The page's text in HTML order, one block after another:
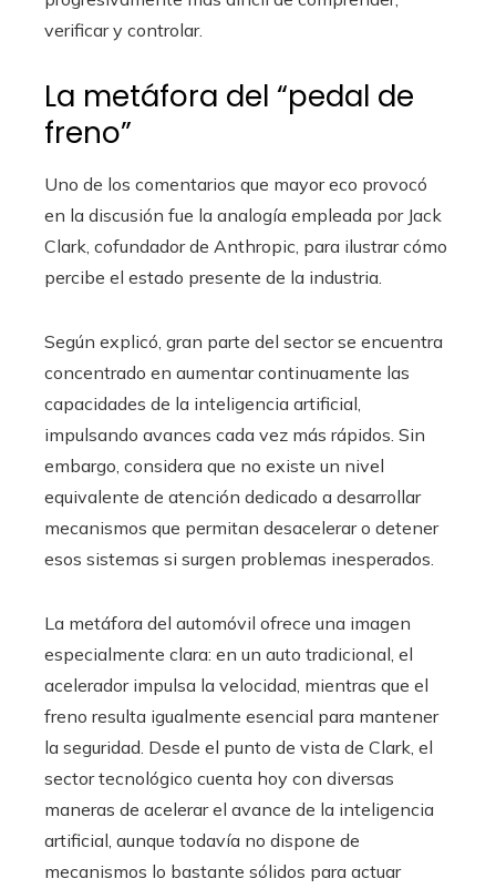
verificar y controlar.
La metáfora del “pedal de
freno”
Uno de los comentarios que mayor eco provocó
en la discusión fue la analogía empleada por Jack
Clark, cofundador de Anthropic, para ilustrar cómo
percibe el estado presente de la industria.
Según explicó, gran parte del sector se encuentra
concentrado en aumentar continuamente las
capacidades de la inteligencia artificial,
impulsando avances cada vez más rápidos. Sin
embargo, considera que no existe un nivel
equivalente de atención dedicado a desarrollar
mecanismos que permitan desacelerar o detener
esos sistemas si surgen problemas inesperados.
La metáfora del automóvil ofrece una imagen
especialmente clara: en un auto tradicional, el
acelerador impulsa la velocidad, mientras que el
freno resulta igualmente esencial para mantener
la seguridad. Desde el punto de vista de Clark, el
sector tecnológico cuenta hoy con diversas
maneras de acelerar el avance de la inteligencia
artificial, aunque todavía no dispone de
mecanismos lo bastante sólidos para actuar